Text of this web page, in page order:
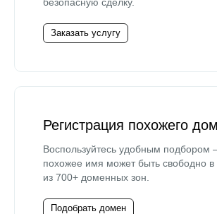
Заказать услугу
Регистрация похожего
Воспользуйтесь удобным подбором
похожее имя может быть свободно в
из 700+ доменных зон.
Подобрать домен